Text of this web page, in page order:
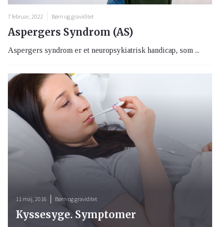
7 februar, 2022 Børn og graviditet
Aspergers Syndrom (AS)
Aspergers syndrom er et neuropsykiatrisk handicap, som ...
11 maj, 2016 Børn og graviditet
Kyssesyge. Symptomer